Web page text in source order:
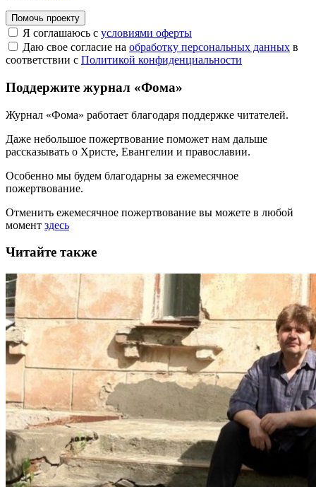
Помочь проекту
Я соглашаюсь с условиями оферты
Даю свое согласие на обработку персональных данных в
соответствии с Политикой конфиденциальности
Поддержите журнал «Фома»
Журнал «Фома» работает благодаря поддержке читателей.
Даже небольшое пожертвование поможет нам дальше
рассказывать о Христе, Евангелии и православии.
Особенно мы будем благодарны за ежемесячное
пожертвование.
Отменить ежемесячное пожертвование вы можете в любой
момент здесь
Читайте также